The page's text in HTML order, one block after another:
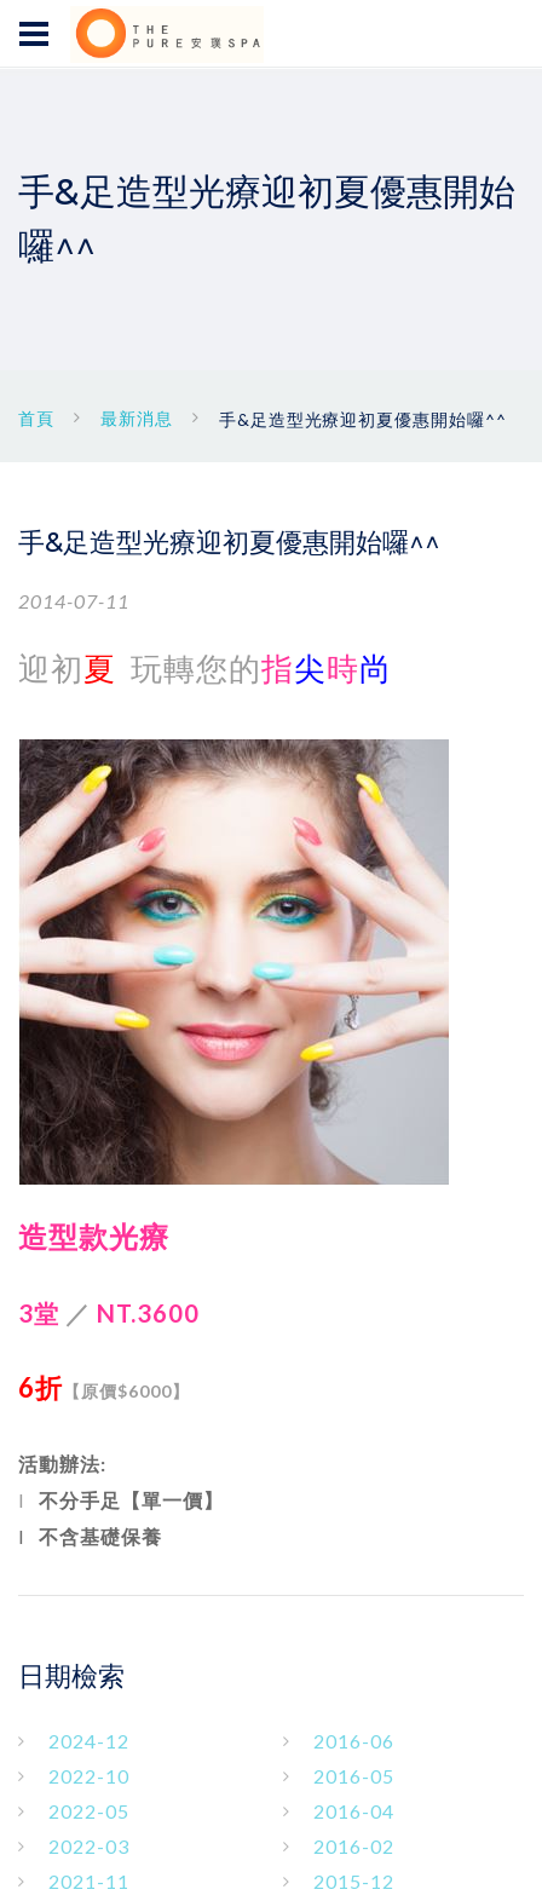
手&足造型光療迎初夏優惠開始
囉^^
首頁 最新消息 手&足造型光療迎初夏優惠開始囉^^
手&足造型光療迎初夏優惠開始囉^^
2014-07-11
迎初夏 玩轉您的指尖時尚
造型款光療
3堂 ／ NT.3600
6折【原價$6000】
活動辦法:
l 不分手足【單一價】
l 不含基礎保養
日期檢索
2024-12
2022-10
2022-05
2022-03
2021-11
2016-06
2016-05
2016-04
2016-02
2015-12